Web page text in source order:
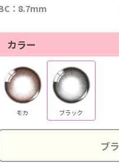
：8.7mm
カラー
モカ ブラック